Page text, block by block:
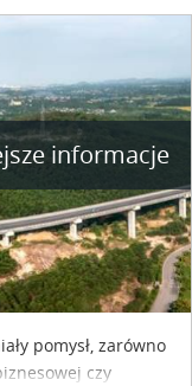
informacje
pomysł, zarówno
czy